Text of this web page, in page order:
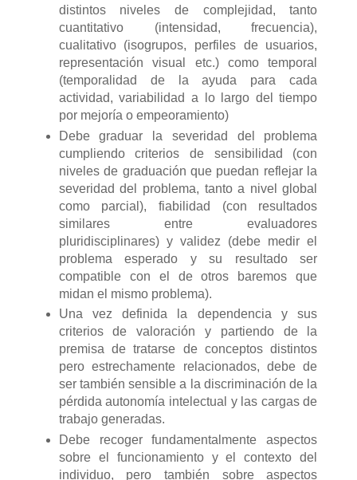
distintos niveles de complejidad, tanto
cuantitativo (intensidad, frecuencia),
cualitativo (isogrupos, perfiles de usuarios,
representación visual etc.) como temporal
(temporalidad de la ayuda para cada
actividad, variabilidad a lo largo del tiempo
por mejoría o empeoramiento)
Debe graduar la severidad del problema
cumpliendo criterios de sensibilidad (con
niveles de graduación que puedan reflejar la
severidad del problema, tanto a nivel global
como parcial), fiabilidad (con resultados
similares entre evaluadores
pluridisciplinares) y validez (debe medir el
problema esperado y su resultado ser
compatible con el de otros baremos que
midan el mismo problema).
Una vez definida la dependencia y sus
criterios de valoración y partiendo de la
premisa de tratarse de conceptos distintos
pero estrechamente relacionados, debe de
ser también sensible a la discriminación de la
pérdida autonomía intelectual y las cargas de
trabajo generadas.
Debe recoger fundamentalmente aspectos
sobre el funcionamiento y el contexto del
individuo, pero también sobre aspectos